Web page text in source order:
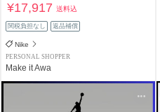
¥17,917送料込
関税負担なし 返品補償
Nike
PERSONAL SHOPPER
Make it Awa